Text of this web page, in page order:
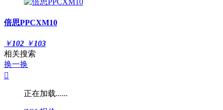
倍思PPCXM10
￥102 ￥103
相关搜索
换一换

正在加载......